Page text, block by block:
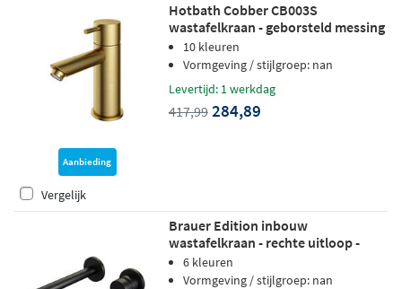
Aanbieding
Hotbath Cobber CB003S
wastafelkraan - geborsteld messing
PVD10 kleuren
Vormgeving / stijlgroep: nan
Levertijd: 1 werkdag
417,99 284,89
Vergelijk
Brauer Edition inbouw
wastafelkraan - rechte uitloop -
rozetten - hendel 2 rechts - mat
zwart
6 kleuren
Vormgeving / stijlgroep: nan